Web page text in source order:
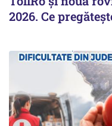
2026. Ce